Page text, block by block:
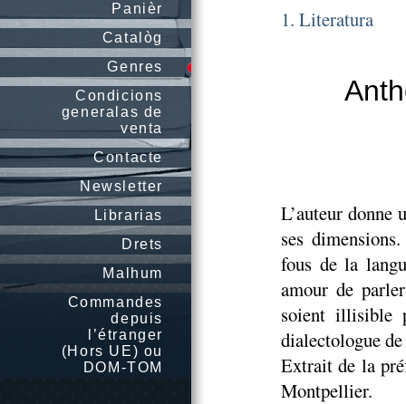
Panièr
Catalòg
Genres
Condicions
generalas de
venta
Contacte
Newsletter
Librarias
Drets
Malhum
Commandes
depuis
l’étranger
(Hors UE) ou
DOM-TOM
1. Literatura
L’auteur donne
ses
fous de la
amour de
soient illisible
dialectologue
Extrait de la
Montpellier.